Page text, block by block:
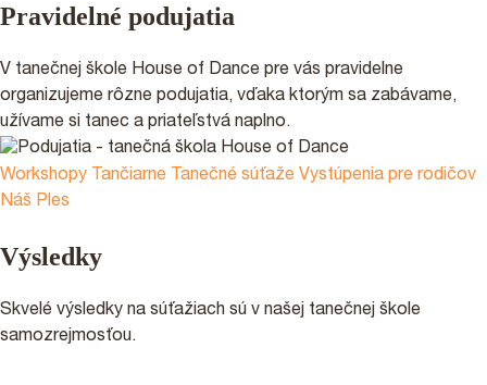
Pravidelné podujatia
V tanečnej škole House of Dance pre vás pravidelne
organizujeme rôzne podujatia, vďaka ktorým sa zabávame,
užívame si tanec a priateľstvá naplno.
Workshopy Tančiarne Tanečné súťaže Vystúpenia pre rodičov
Náš Ples
Výsledky
Skvelé výsledky na súťažiach sú v našej tanečnej škole
samozrejmosťou.